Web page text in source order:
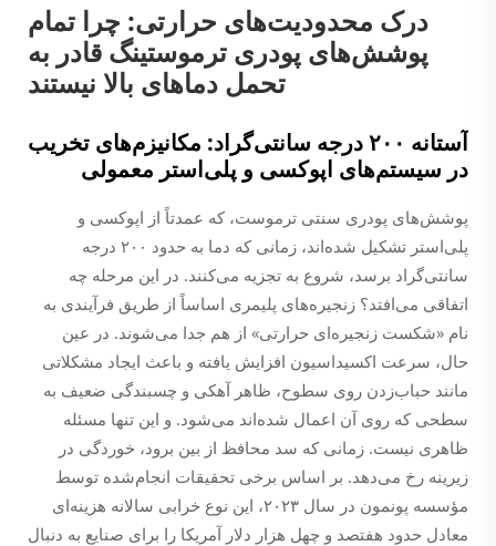
درک محدودیت‌های حرارتی: چرا تمام
پوشش‌های پودری ترموستینگ قادر به
تحمل دماهای بالا نیستند
آستانه ۲۰۰ درجه سانتی‌گراد: مکانیزم‌های تخریب
در سیستم‌های اپوکسی و پلی‌استر معمولی
پوشش‌های پودری سنتی ترموست، که عمدتاً از اپوکسی و
پلی‌استر تشکیل شده‌اند، زمانی که دما به حدود ۲۰۰ درجه
سانتی‌گراد برسد، شروع به تجزیه می‌کنند. در این مرحله چه
اتفاقی می‌افتد؟ زنجیره‌های پلیمری اساساً از طریق فرآیندی به
نام «شکست زنجیره‌ای حرارتی» از هم جدا می‌شوند. در عین
حال، سرعت اکسیداسیون افزایش یافته و باعث ایجاد مشکلاتی
مانند حباب‌زدن روی سطوح، ظاهر آهکی و چسبندگی ضعیف به
سطحی که روی آن اعمال شده‌اند می‌شود. و این تنها مسئله
ظاهری نیست. زمانی که سد محافظ از بین برود، خوردگی در
زیرینه رخ می‌دهد. بر اساس برخی تحقیقات انجام‌شده توسط
مؤسسه پونمون در سال ۲۰۲۳، این نوع خرابی سالانه هزینه‌ای
معادل حدود هفتصد و چهل هزار دلار آمریکا را برای صنایع به دنبال